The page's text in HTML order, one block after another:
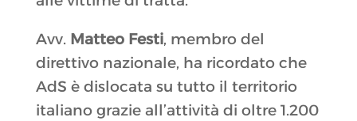
Avv. Matteo Festi, membro del
direttivo nazionale, ha ricordato che
AdS è dislocata su tutto il territorio
italiano grazie all’attività di oltre 1.200